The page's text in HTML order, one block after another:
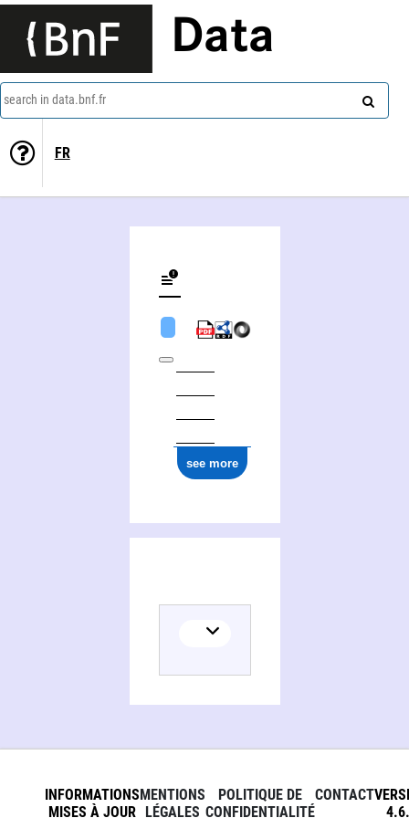
Data
search in data.bnf.fr
FR
see more
INFORMATIONS
MISES À JOUR
MENTIONS
LÉGALES
POLITIQUE DE
CONFIDENTIALITÉ
CONTACT